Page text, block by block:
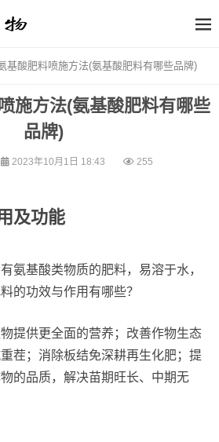
基酸肥料喷施方法(氨基酸肥料有哪些品牌)
施方法(氨基酸肥料有哪些
品牌)
2023年10月1日 18:43 255
及功能
氨基酸类物质的肥料，易溶于水，
的功效与作用有哪些？
提供更全面的营养；改善作物生态
茬；消除板结免深耕再生化肥；提
的品质，解决苗期旺长、中期无